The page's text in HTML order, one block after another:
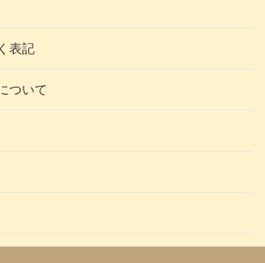
表記
ついて